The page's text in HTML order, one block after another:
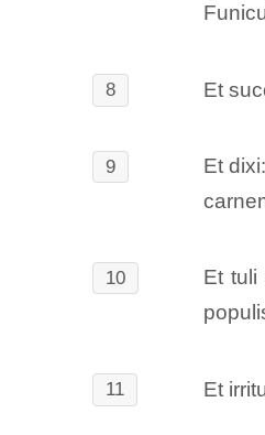
8 Et
9
Et
10
Et tuli
11 Et